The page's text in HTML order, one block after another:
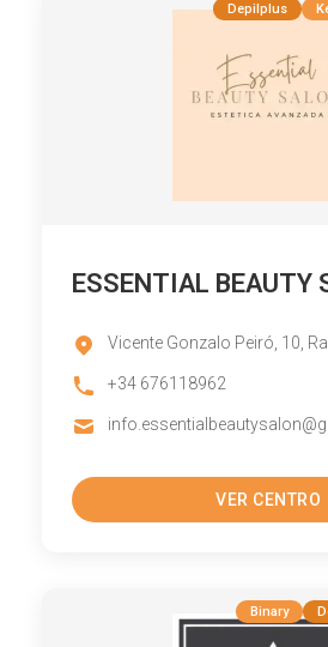
Depilplus
ESSENTIAL BEAUTY
Vicente Gonzalo Peiró, 10,
+34 676118962
VER CENTRO
Binary